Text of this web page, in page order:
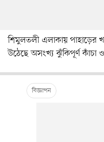
শিমুলতলী এলাকায় পাহাড়ের
উঠেছে অসংখ্য ঝুঁকিপূর্ণ কাঁচা